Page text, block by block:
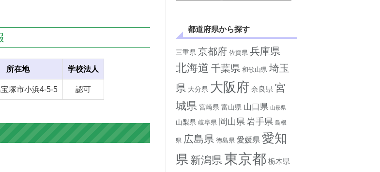
所在地 学校法人
塚市小浜4-5-5 認可
都道府県から探す
三重県 京都府 佐賀県 兵庫県
北海道 千葉県 和歌山県 埼玉
県 大分県 大阪府 奈良県 宮
城県 宮崎県 富山県 山口県 山形県
山梨県 岐阜県 岡山県 岩手県 島根
県 広島県 徳島県 愛媛県 愛知
県 新潟県 東京都 栃木県